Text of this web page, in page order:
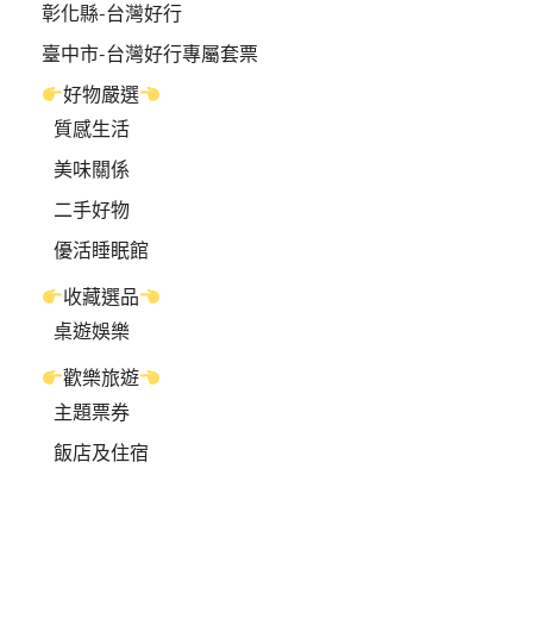
彰化縣-台灣好行
臺中市-台灣好行專屬套票
好物嚴選
質感生活
美味關係
二手好物
優活睡眠館
收藏選品
桌遊娛樂
歡樂旅遊
主題票券
飯店及住宿